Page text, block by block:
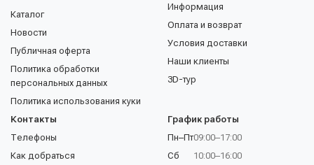
Каталог
Новости
Публичная оферта
Политика обработки
персональных данных
Политика использования куки
Информация
Оплата и возврат
Условия доставки
Наши клиенты
3D-тур
Контакты
Телефоны
Как добраться
График работы
Пн–Пт
Сб
09:00–17:00
10:00–16:00